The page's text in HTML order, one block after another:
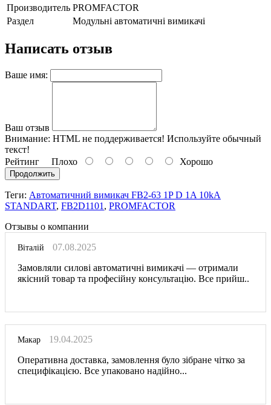
Производитель PROMFACTOR
Раздел
Модульні автоматичні вимикачі
Написать отзыв
Ваше имя:
Ваш отзыв
Внимание: HTML не поддерживается! Используйте обычный
текст!
Рейтинг Плохо Хорошо
Продолжить
Теги: Автоматичний вимикач FB2-63 1P D 1A 10kA
STANDART, FB2D1101 , PROMFACTOR
Отзывы о компании
Віталій
07.08.2025
Замовляли силові автоматичні вимикачі — отримали
якісний товар та професійну консультацію. Все прийш..
Макар
19.04.2025
Оперативна доставка, замовлення було зібране чітко за
специфікацією. Все упаковано надійно...